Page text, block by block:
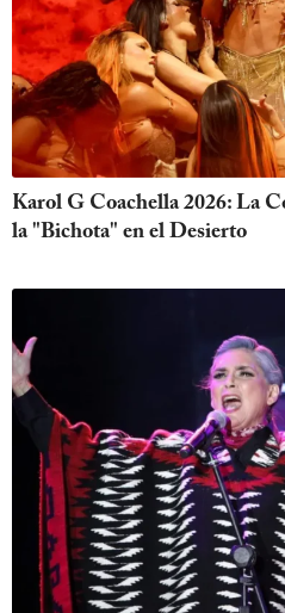
Karol G Coachella 2026: La
la "Bichota" en el Desierto